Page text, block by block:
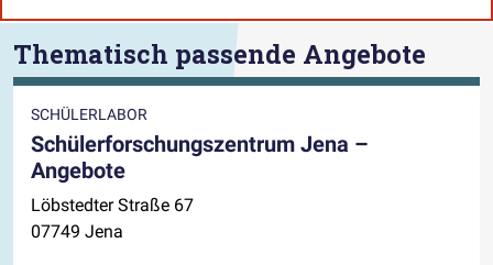
Thematisch passende Angebote
SCHÜLERLABOR
Schülerforschungszentrum Jena –
Angebote
Löbstedter Straße 67
07749 Jena